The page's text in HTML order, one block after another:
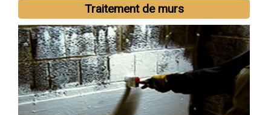
Traitement de murs